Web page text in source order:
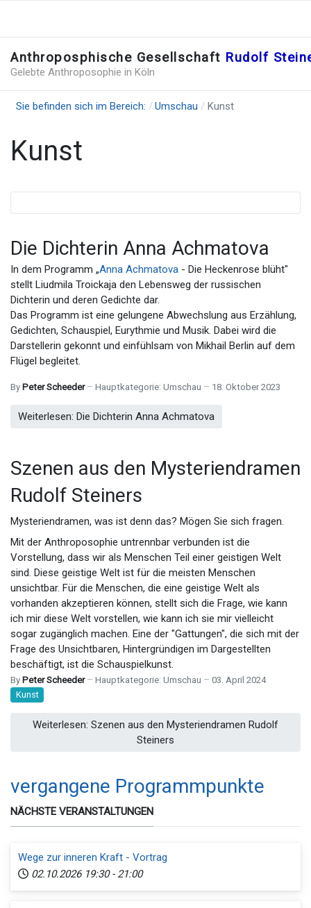
Anthroposphische Gesellschaft Rudolf
Gelebte Anthroposophie in Köln
Sie befinden sich im Bereich: Umschau Kunst
Kunst
Die Dichterin Anna Achmatova
In dem Programm „Anna Achmatova - Die Heckenrose blüht"
stellt Liudmila Troickaja den Lebensweg der russischen
Dichterin und deren Gedichte dar.
Das Programm ist eine gelungene Abwechslung aus Erzählung,
Gedichten, Schauspiel, Eurythmie und Musik. Dabei wird die
Darstellerin gekonnt und einfühlsam von Mikhail Berlin auf dem
Flügel begleitet.
By Peter Scheeder Hauptkategorie: Umschau 18. Oktober 2023
Weiterlesen: Die Dichterin Anna Achmatova
Szenen aus den Mysteriendramen
Rudolf Steiners
Mysteriendramen, was ist denn das? Mögen Sie sich fragen.
Mit der Anthroposophie untrennbar verbunden ist die
Vorstellung, dass wir als Menschen Teil einer geistigen Welt
sind. Diese geistige Welt ist für die meisten Menschen
unsichtbar. Für die Menschen, die eine geistige Welt als
vorhanden akzeptieren können, stellt sich die Frage, wie kann
ich mir diese Welt vorstellen, wie kann ich sie mir vielleicht
sogar zugänglich machen. Eine der "Gattungen", die sich mit der
Frage des Unsichtbaren, Hintergründigen im Dargestellten
beschäftigt, ist die Schauspielkunst.
By Peter Scheeder Hauptkategorie: Umschau
03. April 2024
Kunst
Weiterlesen: Szenen aus den Mysteriendramen Rudolf
Steiners
vergangene Programmpunkte
NÄCHSTE VERANSTALTUNGEN
Wege zur inneren Kraft - Vortrag
02.10.2026 19:30 - 21:00